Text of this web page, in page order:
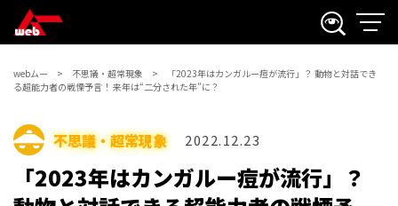
webムー 不思議・超常現象
「2023年はカンガルー痘が流行」？ 動物と対話でき
る超能力者の戦慄予言！ 来年は“二分された年”に？
不思議・超常現象 2022.12.23
「2023年はカンガルー痘が流行」？